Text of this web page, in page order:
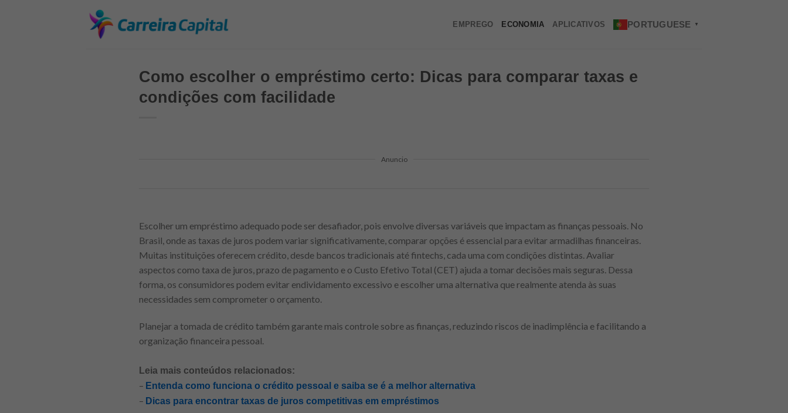
EMPREGO ECONOMIA APLICATIVOS PORTUGUESE ▼
Como escolher o empréstimo certo: Dicas para comparar taxas e
condições com facilidade
Anuncio
Escolher um empréstimo adequado pode ser desafiador, pois envolve diversas variáveis que impactam as finanças pessoais. No
Brasil, onde as taxas de juros podem variar significativamente, comparar opções é essencial para evitar armadilhas financeiras.
Muitas instituições oferecem crédito, desde bancos tradicionais até fintechs, cada uma com condições distintas. Avaliar
aspectos como taxa de juros, prazo de pagamento e o Custo Efetivo Total (CET) ajuda a tomar decisões mais seguras. Dessa
forma, os consumidores podem evitar endividamento excessivo e escolher uma alternativa que realmente atenda às suas
necessidades sem comprometer o orçamento.
Planejar a tomada de crédito também garante mais controle sobre as finanças, reduzindo riscos de inadimplência e facilitando a
organização financeira pessoal.
Leia mais conteúdos relacionados:
– Entenda como funciona o crédito pessoal e saiba se é a melhor alternativa
– Dicas para encontrar taxas de juros competitivas em empréstimos